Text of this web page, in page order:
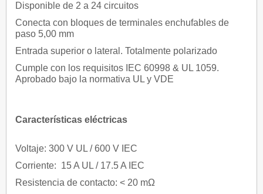
Disponible de 2 a 24 circuitos
Conecta con bloques de terminales enchufables de
paso 5,00 mm
Entrada superior o lateral. Totalmente polarizado
Cumple con los requisitos IEC 60998 & UL 1059.
Aprobado bajo la normativa UL y VDE
Características eléctricas
Voltaje: 300 V UL / 600 V IEC
Corriente: 15 A UL / 17.5 A IEC
Resistencia de contacto: < 20 mΩ